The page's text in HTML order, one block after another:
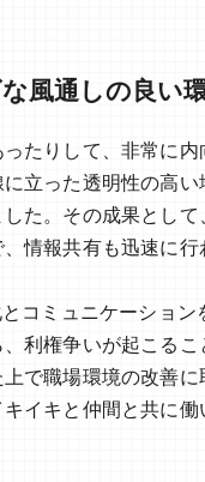
風通しの良い
たりして、非常に
立った透明性の高
た。その成果とし
情報共有も迅速に
コミュニケーション
利権争いが起こる
で職場環境の改善に
イキと仲間と共に